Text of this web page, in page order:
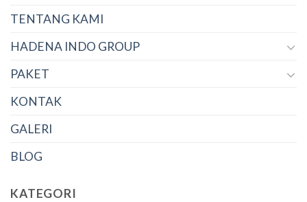
TENTANG KAMI
HADENA INDO GROUP
PAKET
KONTAK
GALERI
BLOG
KATEGORI